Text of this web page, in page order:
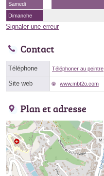
Samedi
Dimanche
Signaler une erreur
Contact
Téléphone Téléphoner au peintre
Site web www.mbt2o.com
Plan et adresse